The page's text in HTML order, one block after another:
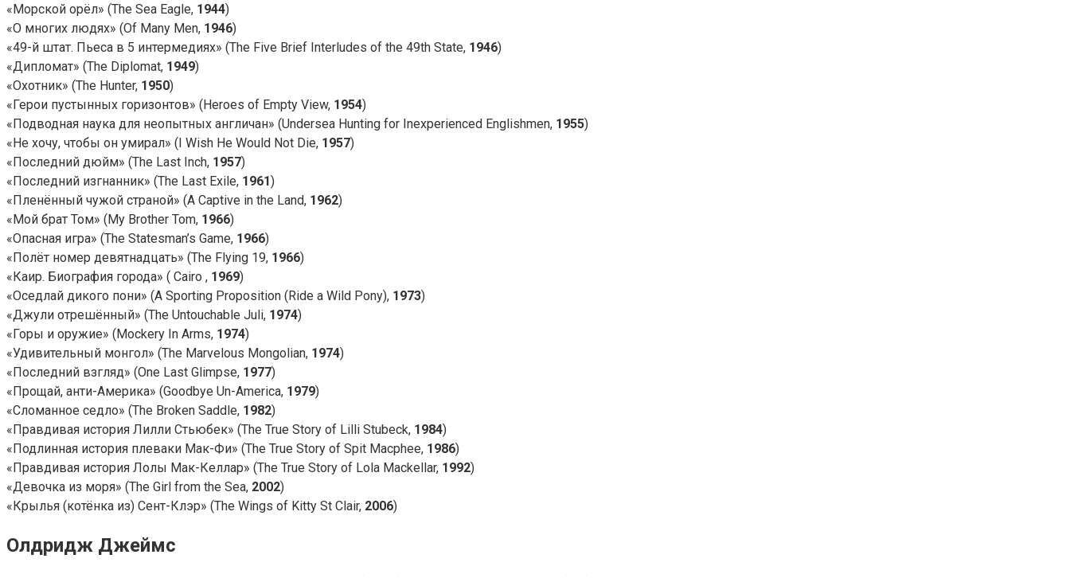
«Морской орёл» (The Sea Eagle, 1944)
«О многих людях» (Of Many Men, 1946)
«49-й штат. Пьеса в 5 интермедиях» (The Five Brief Interludes of the 49th State, 1946)
«Дипломат» (The Diplomat, 1949)
«Охотник» (The Hunter, 1950)
«Герои пустынных горизонтов» (Heroes of Empty View, 1954)
«Подводная наука для неопытных англичан» (Undersea Hunting for Inexperienced Englishmen, 1955)
«Не хочу, чтобы он умирал» (I Wish He Would Not Die, 1957)
«Последний дюйм» (The Last Inch, 1957)
«Последний изгнанник» (The Last Exile, 1961)
«Пленённый чужой страной» (A Captive in the Land, 1962)
«Мой брат Том» (My Brother Tom, 1966)
«Опасная игра» (The Statesman’s Game, 1966)
«Полёт номер девятнадцать» (The Flying 19, 1966)
«Каир. Биография города» ( Cairo , 1969)
«Оседлай дикого пони» (A Sporting Proposition (Ride a Wild Pony), 1973)
«Джули отрешённый» (The Untouchable Juli, 1974)
«Горы и оружие» (Mockery In Arms, 1974)
«Удивительный монгол» (The Marvelous Mongolian, 1974)
«Последний взгляд» (One Last Glimpse, 1977)
«Прощай, анти-Америка» (Goodbye Un-America, 1979)
«Сломанное седло» (The Broken Saddle, 1982)
«Правдивая история Лилли Стьюбек» (The True Story of Lilli Stubeck, 1984)
«Подлинная история плеваки Мак-Фи» (The True Story of Spit Macphee, 1986)
«Правдивая история Лолы Мак-Келлар» (The True Story of Lola Mackellar, 1992)
«Девочка из моря» (The Girl from the Sea, 2002)
«Крылья (котёнка из) Сент-Клэр» (The Wings of Kitty St Clair, 2006)
Олдридж Джеймс